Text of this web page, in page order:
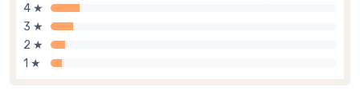
4 ★
3 ★
2 ★
1 ★